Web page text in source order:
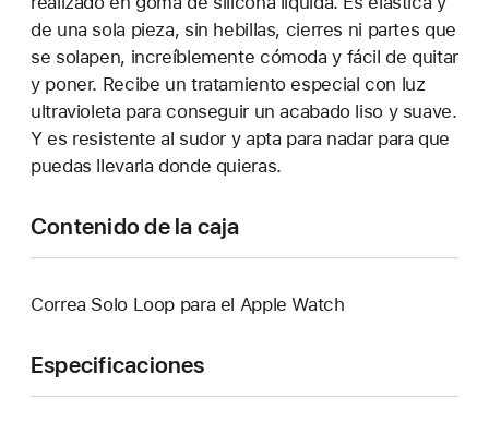
de una sola pieza, sin hebillas, cierres ni partes que
se solapen, increíblemente cómoda y fácil de quitar
y poner. Recibe un tratamiento especial con luz
ultravioleta para conseguir un acabado liso y suave.
Y es resistente al sudor y apta para nadar para que
puedas llevarla donde quieras.
Contenido de la caja
Correa Solo Loop para el Apple Watch
Especificaciones